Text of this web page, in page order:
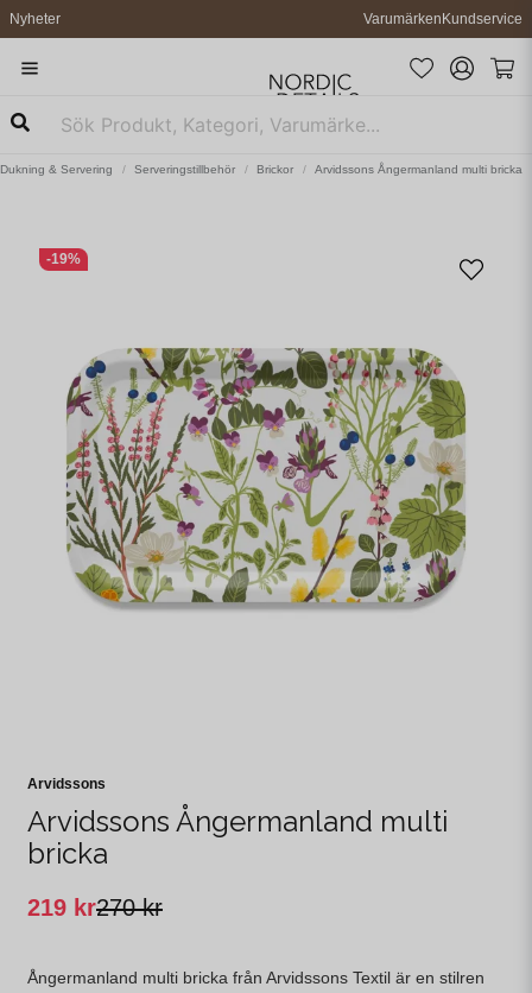
Nyheter VarumärkenKundservice
Dukning & Servering Serveringstillbehör Brickor Arvidssons Ångermanland multi bricka
-19%
Arvidssons
Arvidssons Ångermanland multi
bricka
270 kr
219 kr
Ångermanland multi bricka från Arvidssons Textil är en stilren